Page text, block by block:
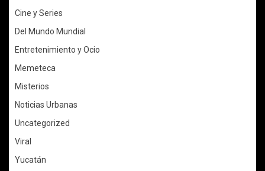
Cine y Series
Del Mundo Mundial
Entretenimiento y Ocio
Memeteca
Misterios
Noticias Urbanas
Uncategorized
Viral
Yucatán